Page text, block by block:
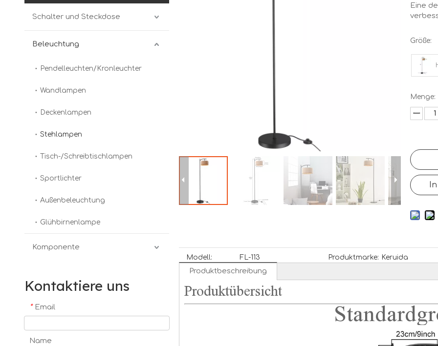
Schalter und Steckdose
Beleuchtung
Pendelleuchten/Kronleuchter
Wandlampen
Deckenlampen
Stehlampen
Tisch-/Schreibtischlampen
Sportlichter
Außenbeleuchtung
Glühbirnenlampe
Komponente
Kontaktiere uns
* Email
Name
Eine
Größe:
Menge:
Modell: FL-113 Produktmarke: Keruida
Produktbeschreibung
Produktübersicht